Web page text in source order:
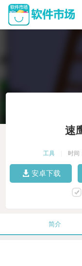
速
工具 时间
安卓下载
简介